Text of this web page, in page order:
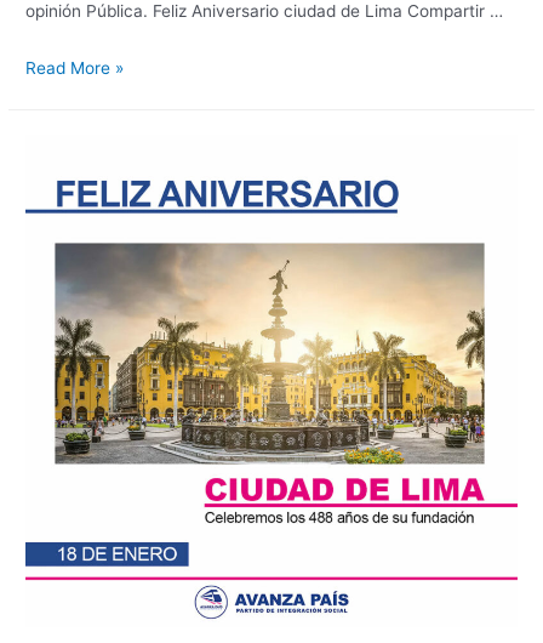
opinión Pública. Feliz Aniversario ciudad de Lima Compartir …
Read More »